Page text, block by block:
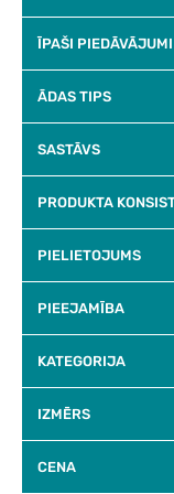
ĪPAŠI PIEDĀVĀJUMI
ĀDAS TIPS
SASTĀVS
PRODUKTA
PIELIETOJUMS
PIEEJAMĪBA
KATEGORIJA
IZMĒRS
CENA